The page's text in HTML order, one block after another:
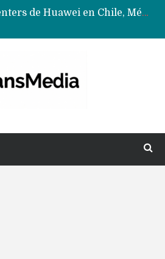
Data Centers de Huawei en Chile, México, Brasil,Perú y Argentina podrían verse afectados por arremetida de EE.UU